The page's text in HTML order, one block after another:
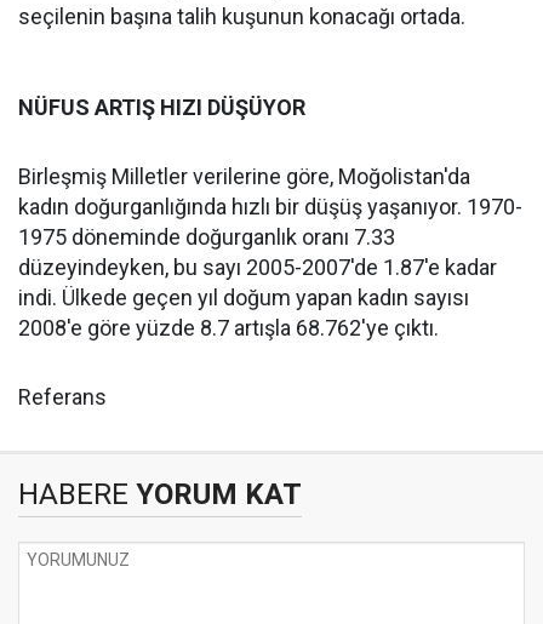
seçilenin başına talih kuşunun konacağı ortada.
NÜFUS ARTIŞ HIZI DÜŞÜYOR
Birleşmiş Milletler verilerine göre, Moğolistan'da
kadın doğurganlığında hızlı bir düşüş yaşanıyor. 1970-
1975 döneminde doğurganlık oranı 7.33
düzeyindeyken, bu sayı 2005-2007'de 1.87'e kadar
indi. Ülkede geçen yıl doğum yapan kadın sayısı
2008'e göre yüzde 8.7 artışla 68.762'ye çıktı.
Referans
HABERE YORUM KAT